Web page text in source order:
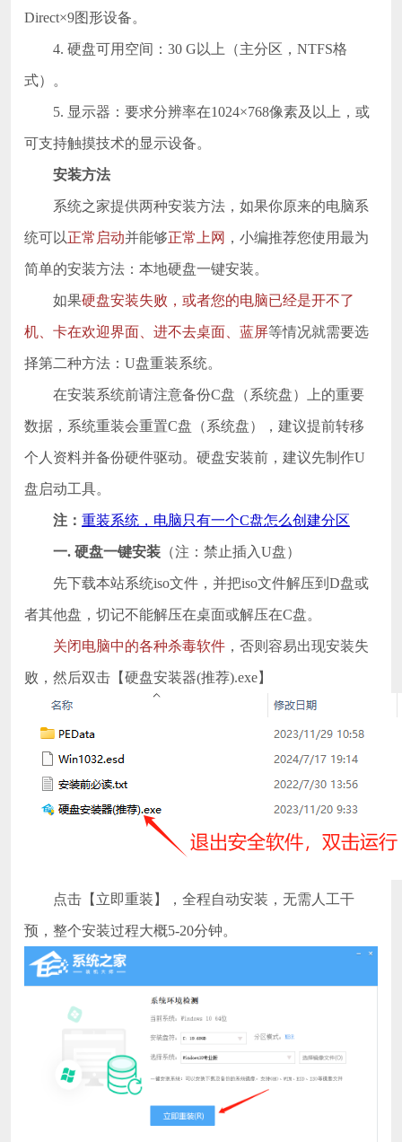
Direct×9图形设备。
4. 硬盘可用空间：30 G以上（主分区，NTFS格
式）。
5. 显示器：要求分辨率在1024×768像素及以上，或
可支持触摸技术的显示设备。
安装方法
系统之家提供两种安装方法，如果你原来的电脑系
统可以正常启动并能够正常上网 ，小编推荐您使用最为
简单的安装方法：本地硬盘一键安装。
如果硬盘安装失败，或者您的电脑已经是开不了
机、卡在欢迎界面、进不去桌面、蓝屏等情况就需要选
择第二种方法：U盘重装系统。
在安装系统前请注意备份C盘（系统盘）上的重要
数据，系统重装会重置C盘（系统盘），建议提前转移
个人资料并备份硬件驱动。硬盘安装前，建议先制作U
盘启动工具。
注： 重装系统，电脑只有一个C盘怎么创建分区
一. 硬盘一键安装（注：禁止插入U盘）
先下载本站系统iso文件，并把iso文件解压到D盘或
者其他盘，切记不能解压在桌面或解压在C盘。
关闭电脑中的各种杀毒软件，否则容易出现安装失
败，然后双击【硬盘安装器(推荐).exe】
点击【立即重装】，全程自动安装，无需人工干
预，整个安装过程大概5-20分钟。